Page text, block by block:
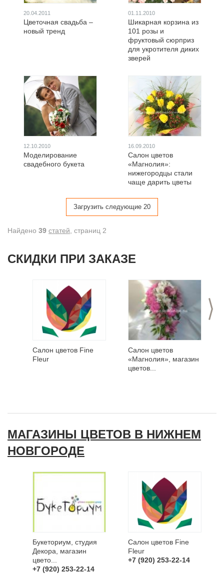
20.04.2011
Цветочная свадьба –
новый тренд
01.11.2010
Шикарная корзина из
101 розы и
фруктовый сюрприз
для укротителя диких
зверей
12.10.2010
Моделирование
свадебного букета
16.09.2010
Салон цветов
«Магнолия»:
нижегородцы стали
чаще дарить цветы
Загрузить следующие 20
Найдено 39 статей , cтраниц 2
СКИДКИ ПРИ ЗАКАЗЕ
>
Салон цветов Fine
Fleur
Салон цветов
«Магнолия», магазин
цветов...
МАГАЗИНЫ ЦВЕТОВ В НИЖНЕМ
НОВГОРОДЕ
Букеториум, студия
Декора, магазин
цвето...
+7 (920) 253-22-14
Салон цветов Fine
Fleur
+7 (920) 253-22-14